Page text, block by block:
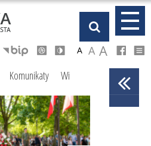
A A A
Komunikaty Wiadomości Kultura